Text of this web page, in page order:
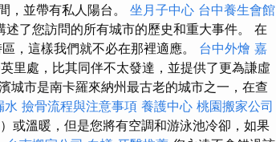
，並帶有私人陽台。 坐月子中心 台中養生會館
了您訪問的所有城市的歷史和重大事件。 在
，這樣我們就不必在那裡適應。 台中外燴 嘉
里處，比其同伴不太發達，並提供了更為謙虛
城市是南卡羅來納州最古老的城市之一，在查
水 撿骨流程與注意事項 養護中心 桃園搬家公司
或溫暖，但是您將有空調和游泳池冷卻，如果